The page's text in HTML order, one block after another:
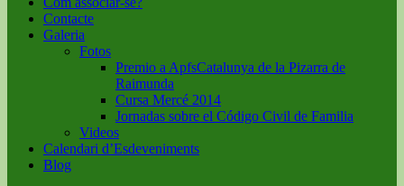
Contacte
Galeria
Fotos
Premio a ApfsCatalunya de la Pizarra de
Raimunda
Cursa Mercé 2014
Jornadas sobre el Código Civil de Familia
Videos
Calendari d’Esdeveniments
Blog